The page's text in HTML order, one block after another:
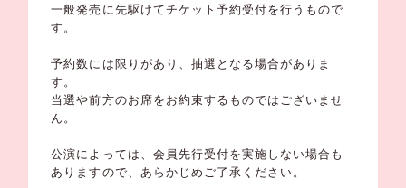
一般発売に先駆けてチケット予約受付を行うもので
す。
予約数には限りがあり、抽選となる場合がありま
す。
当選や前方のお席をお約束するものではございませ
ん。
公演によっては、会員先行受付を実施しない場合も
ありますので、あらかじめご了承ください。